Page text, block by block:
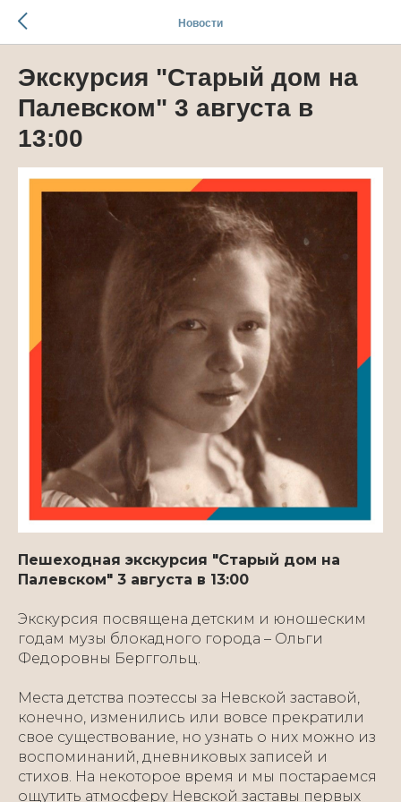
Новости
Экскурсия "Старый дом на
Палевском" 3 августа в
13:00
Пешеходная экскурсия "Старый дом на
Палевском" 3 августа в 13:00
Экскурсия посвящена детским и юношеским
годам музы блокадного города – Ольги
Федоровны Берггольц.
Места детства поэтессы за Невской заставой,
конечно, изменились или вовсе прекратили
свое существование, но узнать о них можно из
воспоминаний, дневниковых записей и
стихов. На некоторое время и мы постараемся
ощутить атмосферу Невской заставы первых